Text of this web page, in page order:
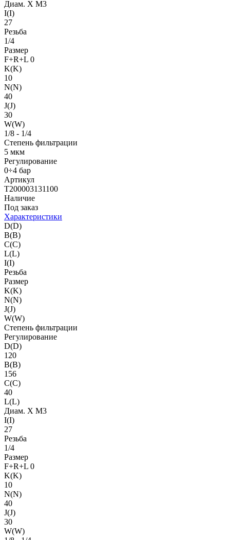
Диам. X M3
I(I)
27
Резьба
1/4
Размер
F+R+L 0
K(K)
10
N(N)
40
J(J)
30
W(W)
1/8 - 1/4
Степень фильтрации
5 мкм
Регулирование
0÷4 бар
Артикул
T200003131100
Наличие
Под заказ
Характеристики
D(D)
B(B)
C(C)
L(L)
I(I)
Резьба
Размер
K(K)
N(N)
J(J)
W(W)
Степень фильтрации
Регулирование
D(D)
120
B(B)
156
C(C)
40
L(L)
Диам. X M3
I(I)
27
Резьба
1/4
Размер
F+R+L 0
K(K)
10
N(N)
40
J(J)
30
W(W)